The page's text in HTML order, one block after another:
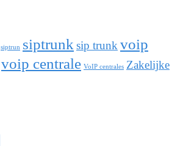
siptrun siptrunk sip trunk voip
voip centrale VoIP centrales Zakelijke